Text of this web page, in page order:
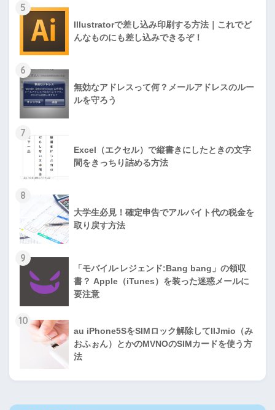
5
Illustratorで差し込み印刷する方法｜これでど
んなものにも差し込みできるぞ！
6
無効なアドレスって何？メールアドレスのルー
ルを守ろう
7
Excel（エクセル）で縦書きにしたときの文字
間をきっちり詰める方法
8
大学生必見！確定申告でアルバイト代の税金を
取り戻す方法
9
「モバイル·レジェンド:Bang bang」の領収
書？ Apple（iTunes）を装った迷惑メールに
要注意
10
au iPhone5SをSIMロック解除してIIJmio（み
おふぉん）とかのMVNOのSIMカードを使う方
法